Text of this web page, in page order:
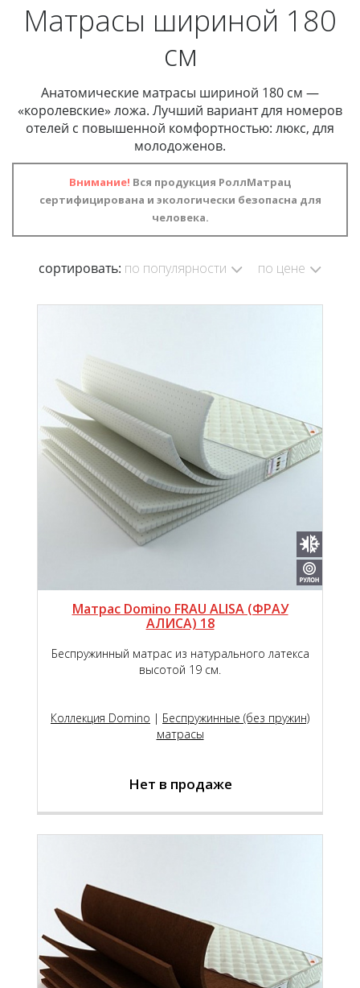
Матрасы шириной 180
см
Анатомические матрасы шириной 180 см —
«королевские» ложа. Лучший вариант для номеров
отелей с повышенной комфортностью: люкс, для
молодоженов.
Внимание! Вся продукция РоллМатрац
сертифицирована и экологически безопасна для
человека.
сортировать: по популярности по цене
Матрас Domino FRAU ALISA (ФРАУ
АЛИСА) 18
Беспружинный матрас из натурального латекса
высотой 19 см.
Коллекция Domino | Беспружинные (без пружин)
матрасы
Нет в продаже